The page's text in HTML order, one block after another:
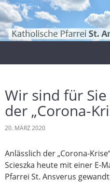
Zum
Inhalt
springen
Wir sind für
der „Corona-
20. MÄRZ 2020
Anlässlich der „Corona-
Scieszka heute mit einer E-
Pfarrei St. Ansverus